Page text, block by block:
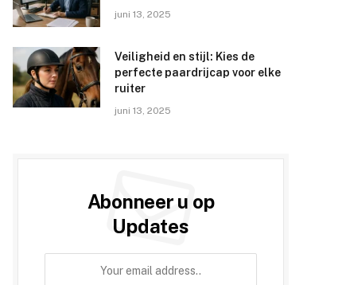
juni 13, 2025
Veiligheid en stijl: Kies de
perfecte paardrijcap voor elke
ruiter
juni 13, 2025
Abonneer u op
Updates